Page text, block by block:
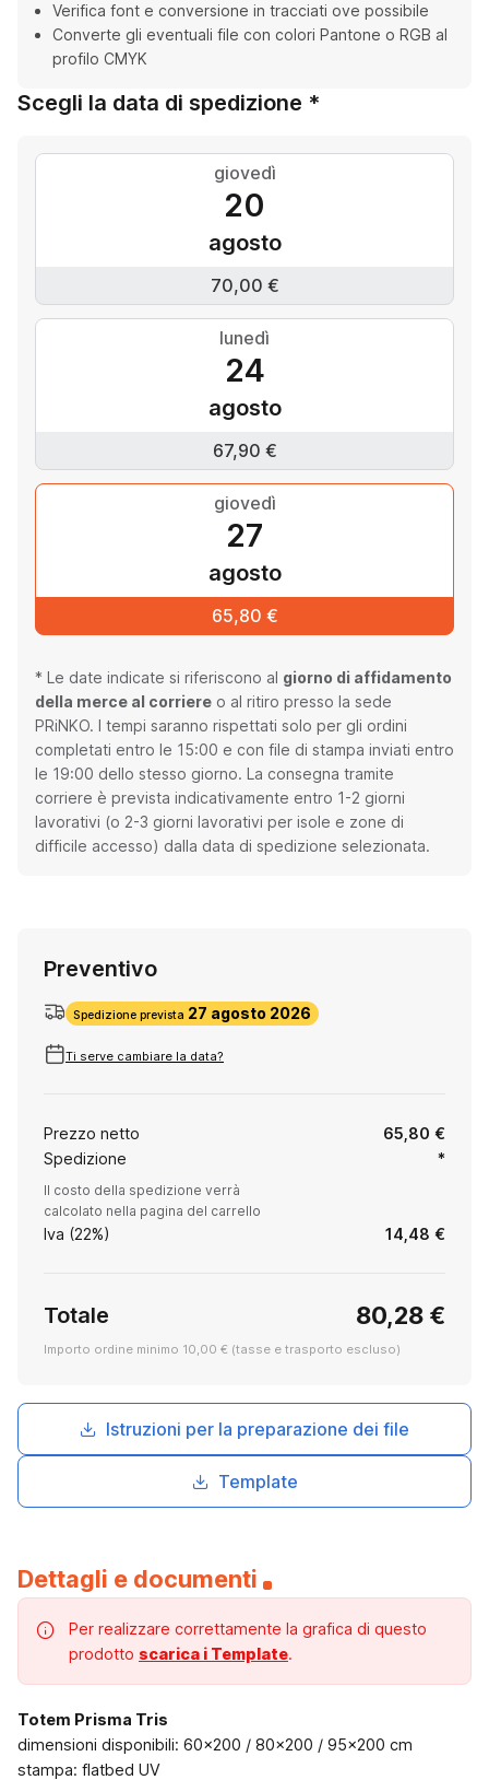
Verifica font e conversione in tracciati ove possibile
Converte gli eventuali file con colori Pantone o RGB al
profilo CMYK
Scegli la data di spedizione *
giovedì
20
agosto
70,00 €
lunedì
24
agosto
67,90 €
giovedì
27
agosto
65,80 €
* Le date indicate si riferiscono al giorno di affidamento
della merce al corriere o al ritiro presso la sede
PRiNKO. I tempi saranno rispettati solo per gli ordini
completati entro le 15:00 e con file di stampa inviati entro
le 19:00 dello stesso giorno. La consegna tramite
corriere è prevista indicativamente entro 1-2 giorni
lavorativi (o 2-3 giorni lavorativi per isole e zone di
difficile accesso) dalla data di spedizione selezionata.
Preventivo
Spedizione prevista 27 agosto 2026
Ti serve cambiare la data?
Prezzo netto
65,80 €
Spedizione
Il costo della spedizione verrà
calcolato nella pagina del carrello
*
Iva (22%) 14,48 €
Totale 80,28 €
Importo ordine minimo 10,00 € (tasse e trasporto escluso)
Istruzioni per la preparazione dei file
Template
Dettagli e documenti
Per realizzare correttamente la grafica di questo
prodotto scarica i Template.
Totem Prisma Tris
dimensioni disponibili: 60x200 / 80x200 / 95x200 cm
stampa: flatbed UV